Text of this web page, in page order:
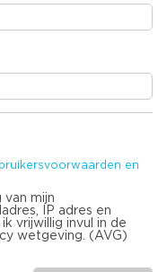
en
van mijn
IP adres en
vrijwillig invul in de
wetgeving. (AVG)